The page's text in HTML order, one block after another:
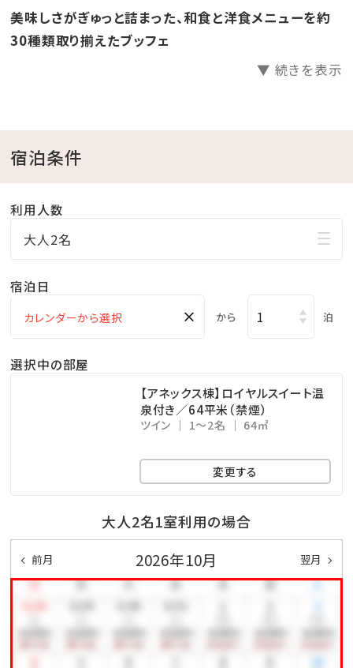
●ホテル駐車場無料
いただけます。
※飲酒後のご入浴はお断りしております。
営業時間／9:00～20:00
※チェックイン15:00～チェックアウト11:00までご利用
・ドリンクと小菓子をご自由にお召し上がりください。
・広々としたスペースは、リモートワークの利用も可能で
ニティ類は付いておりません。
※3歳以上のお子様は、朝食代1,000円を別途頂戴いた
します。
□ホテル敷地内で楽しめる！遊びメニューをご紹介（※
有料）
美味しさがぎゅっと詰まった、和食と洋食メニューを約
30種類取り揃えたブッフェ
▼ 続きを表示
宿泊条件
利用人数
大人2名
宿泊日
× から 泊
選択中の部屋
【アネックス棟】ロイヤルスイート温
泉付き／64平米（禁煙）
ツイン 1～2名 64㎡
変更する
大人2名1室利用の場合
前月 2026年10月 翌月